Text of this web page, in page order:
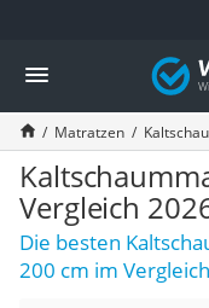
Die beliebtesten
Wohnen
Matratzen-Topper
Matratzen
Konferenzlautsprecher
Tageslichtlampe
Badlüfter
Ergonomischer Bürostuhl
Bürohocker
Matratzen
Vergleich
Die besten
200 cm im